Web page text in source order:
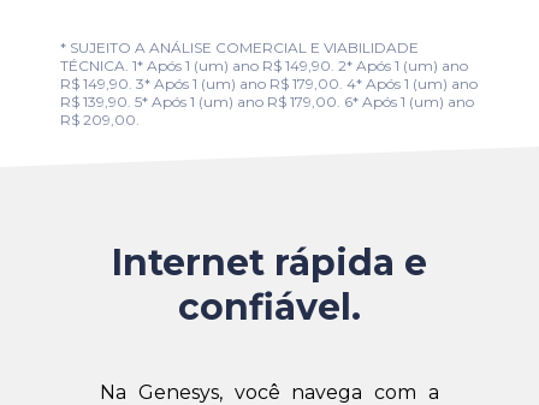
* SUJEITO A ANÁLISE COMERCIAL E VIABILIDADE
TÉCNICA. 1* Após 1 (um) ano R$ 149,90. 2* Após 1 (um) ano
R$ 149,90. 3* Após 1 (um) ano R$ 179,00. 4* Após 1 (um) ano
R$ 139,90. 5* Após 1 (um) ano R$ 179,00. 6* Após 1 (um) ano
R$ 209,00.
Internet rápida e
confiável.
Na Genesys, você navega com a